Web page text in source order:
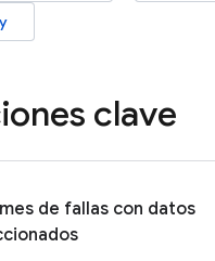
clave
de fallas con datos